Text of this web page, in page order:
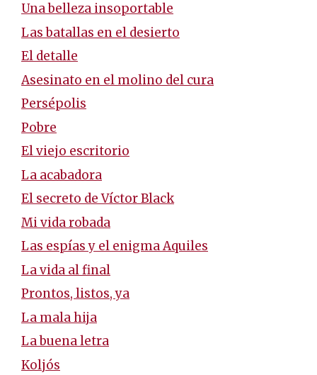
Una belleza insoportable
Las batallas en el desierto
El detalle
Asesinato en el molino del cura
Persépolis
Pobre
El viejo escritorio
La acabadora
El secreto de Víctor Black
Mi vida robada
Las espías y el enigma Aquiles
La vida al final
Prontos, listos, ya
La mala hija
La buena letra
Koljós